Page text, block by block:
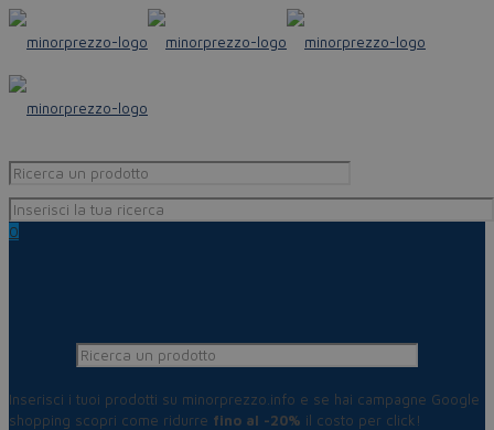
0
Inserisci i tuoi prodotti su minorprezzo.info e se hai campagne Google
shopping scopri come ridurre fino al -20% il costo per click!